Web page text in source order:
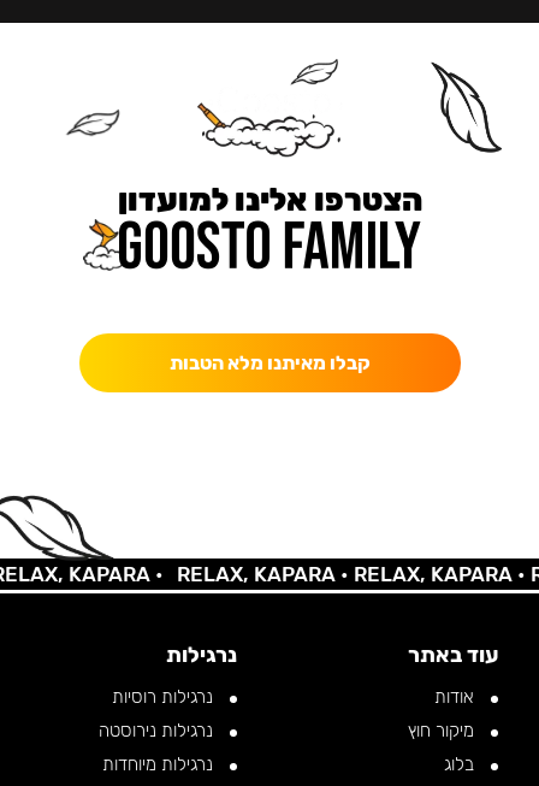
הצטרפו אלינו למועדון
קבלו מאיתנו מלא הטבות
KAPARA • RELAX, KAPARA •RELAX, KAPARA •
עוד באתר
אודות
מיקור חוץ
בלוג
נרגילות
נרגילות רוסיות
נרגילות נירוסטה
נרגילות מיוחדות